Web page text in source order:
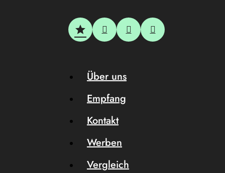
Über uns
Empfang
Kontakt
Werben
Vergleich